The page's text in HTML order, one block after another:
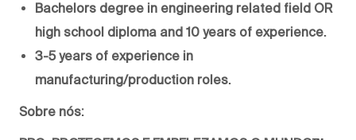
Bachelors degree in engineering related field OR
high school diploma and 10 years of experience.
3-5 years of experience in
manufacturing/production roles.
Sobre nós: